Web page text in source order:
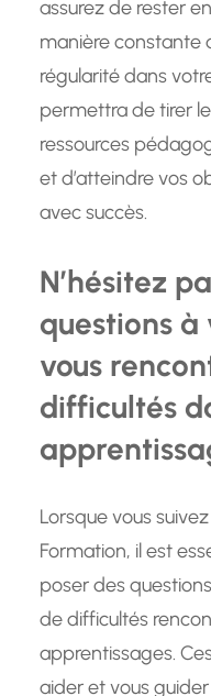
assurez de rester
manière constante
régularité dans
permettra de tirer
ressources
et d’atteindre vos
avec succès.
N’hésitez
questions à
vous
difficultés
Lorsque vous
Formation, il est
poser des
de difficultés
apprentissages.
aider et vous